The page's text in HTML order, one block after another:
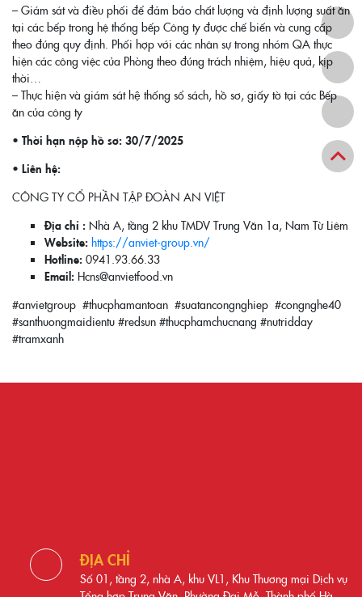
– Giám sát và điều phối để đảm bảo chất lượng và định lượng suất ăn
tại các bếp trong hệ thống bếp Công ty được chế biến và cung cấp
theo đúng quy định. Phối hợp với các nhân sự trong nhóm QA thực
hiện các công việc của Phòng theo đúng trách nhiệm, hiệu quả, kịp
thời…
– Thực hiện và giám sát hệ thống sổ sách, hồ sơ, giấy tờ tại các Bếp
ăn của công ty
• Thời hạn nộp hồ sơ: 30/7/2025
• Liên hệ:
CÔNG TY CỔ PHẦN TẬP ĐOÀN AN VIỆT
Địa chỉ : Nhà A, tầng 2 khu TMDV Trung Văn 1a, Nam Từ Liêm
Website: https://anviet-group.vn/
Hotline: 0941.93.66.33
Email: Hcns@anvietfood.vn
#anvietgroup #thucphamantoan #suatancongnghiep #congnghe40
#santhuongmaidientu #redsun #thucphamchucnang #nutridday
#tramxanh
ĐỊA CHỈ
Số 01, tầng 2, nhà A, khu VL1, Khu Thương mại Dịch vụ